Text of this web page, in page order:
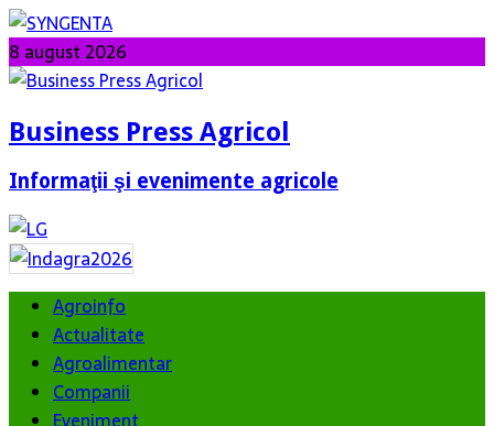
8 august 2026
Business Press Agricol
Informaţii şi evenimente agricole
Agroinfo
Actualitate
Agroalimentar
Companii
Eveniment